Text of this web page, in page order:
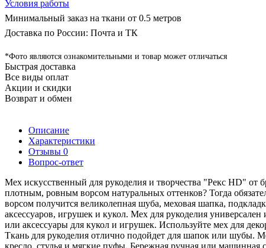
Условия работы
Минимальный заказ на ткани от 0.5 метров
Доставка по России: Почта и ТК
*Фото являются ознакомительными и товар может отличаться
Быстрая доставка
Все виды оплат
Акции и скидки
Возврат и обмен
Описание
Характеристики
Отзывы 0
Вопрос-ответ
Мех искусственный для рукоделия и творчества "Рекс HD"
плотным, ровным ворсом натуральных оттенков? Тогда
ворсом получится великолепная шуба, меховая шапка,
аксессуаров, игрушек и кукол. Мех для рукоделия
или аксессуары для кукол и игрушек. Используйте мех для
Ткань для рукоделия отлично подойдет для шапок или шубы.
кресло, стулья и мягкие пуфы. Бережная ручная или машинная